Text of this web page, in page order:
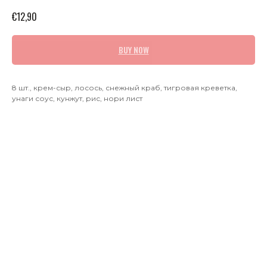
€12,90
BUY NOW
8 шт., крем-сыр, лосось, снежный краб, тигровая креветка,
унаги соус, кунжут, рис, нори лист